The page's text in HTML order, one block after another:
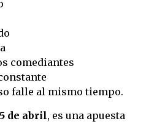
comediantes
falle al mismo tiempo.
de abril, es una apuesta